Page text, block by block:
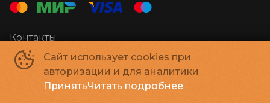
Сайт использует cookies при
авторизации и для аналитики
ПринятьЧитать подробнее
Контакты
Администратор +7 384-29-03000
E-mail
megakino42@mail.ru